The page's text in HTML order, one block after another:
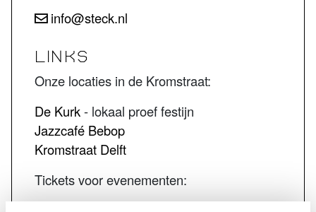
info@steck.nl
LINKS
Onze locaties in de Kromstraat:
De Kurk- lokaal proef festijn
Jazzcafé Bebop
Kromstraat Delft
Tickets voor evenementen: